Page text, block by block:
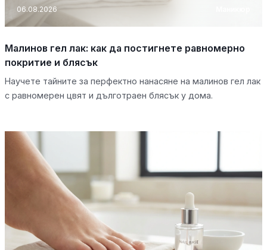
06.08.2026
Малинов гел лак: как да постигнете равномерно
покритие и блясък
Научете тайните за перфектно нанасяне на малинов гел лак
с равномерен цвят и дълготраен блясък у дома.